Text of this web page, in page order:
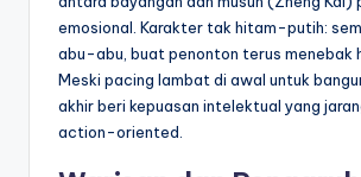
emosional. Karakter tak hitam-putih:
abu-abu, buat penonton terus menebak
Meski pacing lambat di awal untuk
akhir beri kepuasan intelektual yang
action-oriented.